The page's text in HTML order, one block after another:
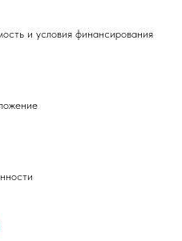
и условия финансирования